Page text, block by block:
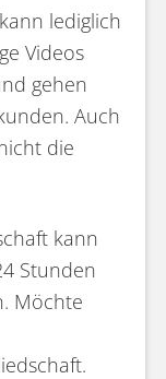
lediglich
Videos
gehen
Auch
die
kann
Stunden
Möchte